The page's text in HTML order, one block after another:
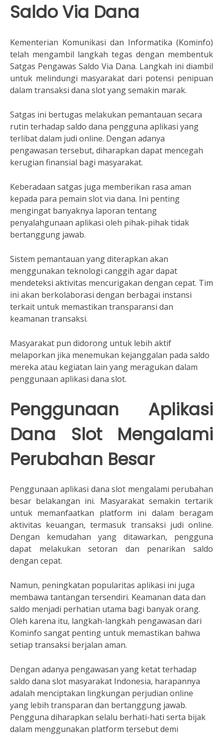
Saldo Via Dana
Kementerian Komunikasi dan Informatika (Kominfo)
telah mengambil langkah tegas dengan membentuk
Satgas Pengawas Saldo Via Dana. Langkah ini diambil
untuk melindungi masyarakat dari potensi penipuan
dalam transaksi dana slot yang semakin marak.
Satgas ini bertugas melakukan pemantauan secara
rutin terhadap saldo dana pengguna aplikasi yang
terlibat dalam judi online. Dengan adanya
pengawasan tersebut, diharapkan dapat mencegah
kerugian finansial bagi masyarakat.
Keberadaan satgas juga memberikan rasa aman
kepada para pemain slot via dana. Ini penting
mengingat banyaknya laporan tentang
penyalahgunaan aplikasi oleh pihak-pihak tidak
bertanggung jawab.
Sistem pemantauan yang diterapkan akan
menggunakan teknologi canggih agar dapat
mendeteksi aktivitas mencurigakan dengan cepat. Tim
ini akan berkolaborasi dengan berbagai instansi
terkait untuk memastikan transparansi dan
keamanan transaksi.
Masyarakat pun didorong untuk lebih aktif
melaporkan jika menemukan kejanggalan pada saldo
mereka atau kegiatan lain yang meragukan dalam
penggunaan aplikasi dana slot.
Penggunaan Aplikasi
Dana Slot Mengalami
Perubahan Besar
Penggunaan aplikasi dana slot mengalami perubahan
besar belakangan ini. Masyarakat semakin tertarik
untuk memanfaatkan platform ini dalam beragam
aktivitas keuangan, termasuk transaksi judi online.
Dengan kemudahan yang ditawarkan, pengguna
dapat melakukan setoran dan penarikan saldo
dengan cepat.
Namun, peningkatan popularitas aplikasi ini juga
membawa tantangan tersendiri. Keamanan data dan
saldo menjadi perhatian utama bagi banyak orang.
Oleh karena itu, langkah-langkah pengawasan dari
Kominfo sangat penting untuk memastikan bahwa
setiap transaksi berjalan aman.
Dengan adanya pengawasan yang ketat terhadap
saldo dana slot masyarakat Indonesia, harapannya
adalah menciptakan lingkungan perjudian online
yang lebih transparan dan bertanggung jawab.
Pengguna diharapkan selalu berhati-hati serta bijak
dalam menggunakan platform tersebut demi